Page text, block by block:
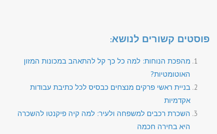
פוסטים קשורים לנושא:
מהפכת הנוחות: למה כל כך קל להתאהב במכונות המזון
האוטומטיות?
בניית ראשי פרקים מנצחים כבסיס לכל כתיבת עבודות
אקדמיות
השכרת רכבים למשפחה ולעיר: למה קיה פיקנטו להשכרה
היא בחירה חכמה